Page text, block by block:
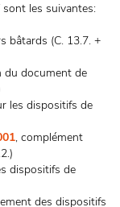
les suivantes:
bâtards (C. 13.7. +
du document de
les dispositifs de
, complément
dispositifs de
des dispositifs